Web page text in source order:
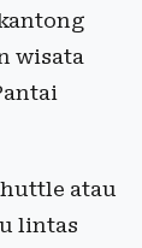
wisata
atau
lintas